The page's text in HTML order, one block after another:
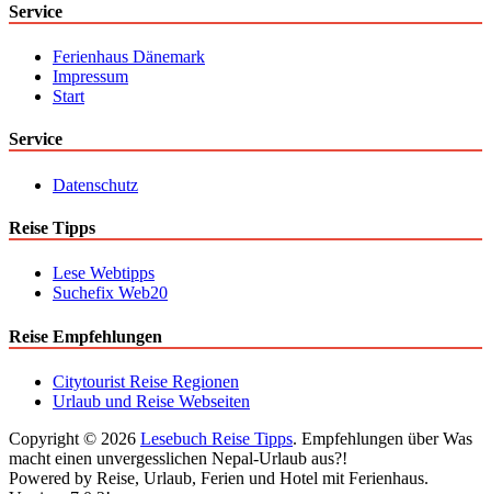
Service
Ferienhaus Dänemark
Impressum
Start
Service
Datenschutz
Reise Tipps
Lese Webtipps
Suchefix Web20
Reise Empfehlungen
Citytourist Reise Regionen
Urlaub und Reise Webseiten
Copyright © 2026 Lesebuch Reise Tipps. Empfehlungen über Was
macht einen unvergesslichen Nepal-Urlaub aus?!
Powered by Reise, Urlaub, Ferien und Hotel mit Ferienhaus.